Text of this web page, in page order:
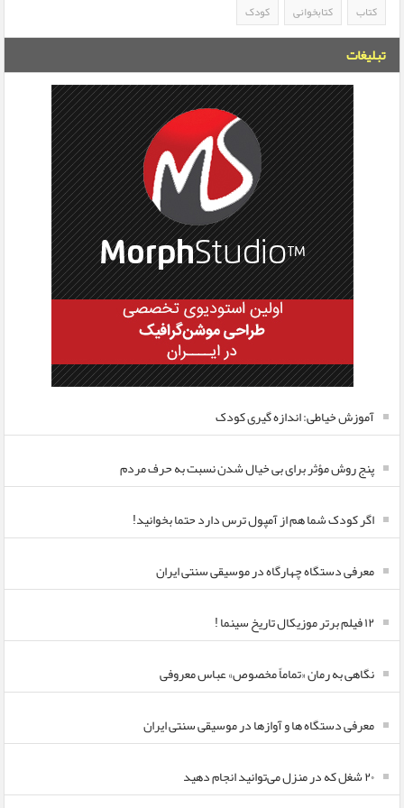
کتاب کتابخوانی کودک
تبلیغات
آموزش خیاطی: اندازه گیری کودک
پنج روش مؤثر برای بی خیال شدن نسبت به حرف مردم
اگر کودک شما هم از آمپول ترس دارد حتما بخوانید!
معرفی دستگاه چهارگاه در موسیقی سنتی ایران
۱۲ فیلم برتر موزیکال تاریخ سینما !
نگاهی به رمان «تماماً مخصوص» عباس معروفی
معرفی دستگاه ها و آوازها در موسیقی سنتی ایران
۲۰ شغل که در منزل می‌توانید انجام دهید